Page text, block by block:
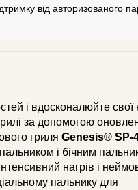
від авторизованого
і вдосконалюйте свої
за допомогою
гриля Genesis® SP-
і бічним
нагрів і
пальнику для